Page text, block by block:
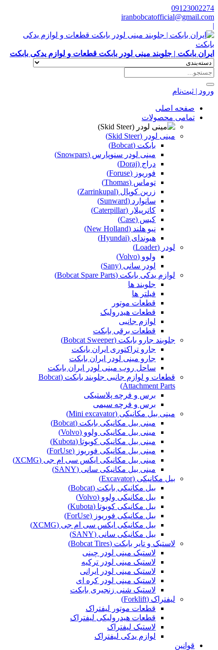
09123002274
iranbobcatofficial@gmail.com
|
ایران بابکت | جلوبند مینی لودر بابکت قطعات و لوازم یدکی بابکت
ورود | ثبت‌نام
صفحه اصلی
تمامی محصولات
مینی لودر (Skid Steer)
بابکت (Bobcat)
مینی لودر سنوپارس (Snowpars)
دراج (Doraj)
فوریوز (Foruse)
توماس (Thomas)
زرین کوپال (Zarrinkupal)
سانوارد (Sunward)
کاترپیلار (Caterpillar)
کیس (Case)
نیو هلند (New Holland)
هیوندای (Hyundai)
لودر (Loader)
ولوو (Volvo)
لودر سانی (Sany)
لوازم یدکی بابکت (Bobcat Spare Parts)
جلوبند ها
فیلتر ها
قطعات موتور
قطعات هیدرولیک
لوازم جانبی
قطعات برقی بابکت
جلوبند جارو بابکت (Bobcat Sweeper)
جارو تراکتوری ایران بابکت
جارو مینی لودر ایران بابکت
ساحل روب مینی لودر ایران بابکت
قطعات و لوازم جانبی جلوبند بابکت (Bobcat
Attachment Parts)
برس و فرچه پلاستیکی
برس و فرچه سیمی
مینی بیل مکانیکی (Mini excavator)
مینی بیل مکانیکی بابکت (Bobcat)
مینی بیل مکانیکی ولوو (Volvo)
مینی بیل مکانیکی کوبوتا (Kubota)
مینی بیل مکانیکی فوریوز (ForUse)
مینی بیل مکانیکی ایکس سی ام جی (XCMG)
مینی بیل مکانیکی سانی (SANY)
بیل مکانیکی (Excavator)
بیل مکانیکی بابکت (Bobcat)
بیل مکانیکی ولوو (Volvo)
بیل مکانیکی کوبوتا (Kubota)
بیل مکانیکی فوریوز (ForUse)
بیل مکانیکی ایکس سی ام جی (XCMG)
بیل مکانیکی سانی (SANY)
لاستیک و تایر بابکت (Bobcat Tires)
لاستیک مینی لودر چینی
لاستیک مینی لودر ترکیه
لاستیک مینی لودر ایرانی
لاستیک مینی لودر کره ای
لاستیک شنی زنجیری بابکت
لیفتراک (Forklift)
قطعات موتور لیفتراک
قطعات هیدرولیکی لیفتراک
لاستیک لیفتراک
لوازم یدکی لیفتراک
قوانین